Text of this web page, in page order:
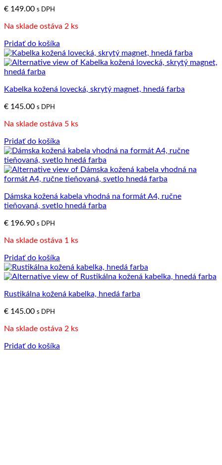
€ 149.00 s DPH
Na sklade ostáva 2 ks
Pridať do košíka
Kabelka kožená lovecká, skrytý magnet, hnedá farba
€ 145.00 s DPH
Na sklade ostáva 5 ks
Pridať do košíka
Dámska kožená kabela vhodná na formát A4, ručne
tieňovaná, svetlo hnedá farba
€ 196.90 s DPH
Na sklade ostáva 1 ks
Pridať do košíka
Rustikálna kožená kabelka, hnedá farba
€ 145.00 s DPH
Na sklade ostáva 2 ks
Pridať do košíka